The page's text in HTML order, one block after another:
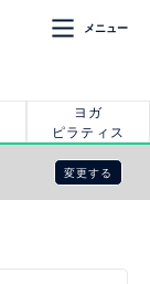
メニュー
ヨガ
ピラティス
変更する